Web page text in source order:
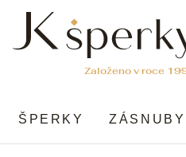
obsah
ŠPERKY